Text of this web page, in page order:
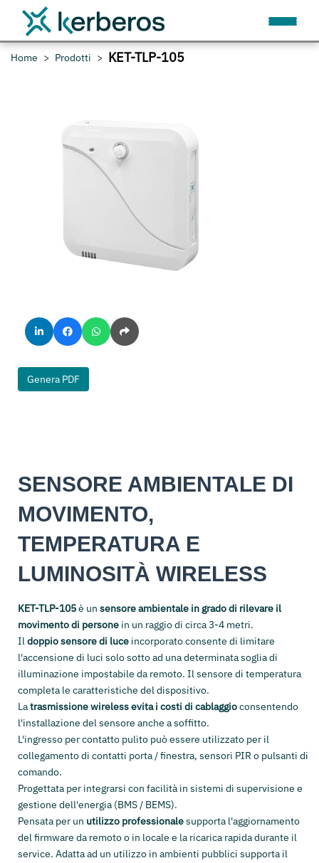
Home Prodotti KET-TLP-105
Genera PDF
SENSORE AMBIENTALE DI
MOVIMENTO,
TEMPERATURA E
LUMINOSITÀ WIRELESS
KET-TLP-105è un sensore ambientale in grado di rilevare il
movimento di persone in un raggio di circa 3-4 metri.
Ildoppio sensore di luce incorporato consente di limitare
l'accensione di luci solo sotto ad una determinata soglia di
illuminazione impostabile da remoto. Il sensore di temperatura
completa le caratteristiche del dispositivo.
Latrasmissione wireless evita i costi di cablaggioconsentendo
l'installazione del sensore anche a soffitto.
L'ingresso per contatto pulito può essere utilizzato per il
collegamento di contatti porta / finestra, sensori PIR o pulsanti di
comando.
Progettata per integrarsi con facilità in sistemi di supervisione e
gestione dell'energia (BMS / BEMS).
Pensata per un utilizzo professionalesupporta l'aggiornamento
del firmware da remoto o in locale e la ricarica rapida durante il
service. Adatta ad un utilizzo in ambienti pubblici supporta il